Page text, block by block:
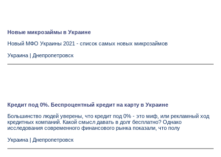
Новые микрозаймы в Украине
Новый МФО Украины 2021 - список самых новых микрозаймов
Украина | Днепропетровск
Кредит под 0%. Беспроцентный кредит на карту в Украине
Большинство людей уверены, что кредит под 0% - это миф, или рекламный ход
кредитных компаний. Какой смысл давать в долг бесплатно? Однако
исследования современного финансового рынка показали, что полу
Украина | Днепропетровск